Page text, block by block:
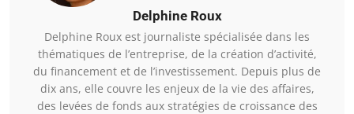
Delphine Roux
Delphine Roux est journaliste spécialisée dans les
thématiques de l’entreprise, de la création d’activité,
du financement et de l’investissement. Depuis plus de
dix ans, elle couvre les enjeux de la vie des affaires,
des levées de fonds aux stratégies de croissance des